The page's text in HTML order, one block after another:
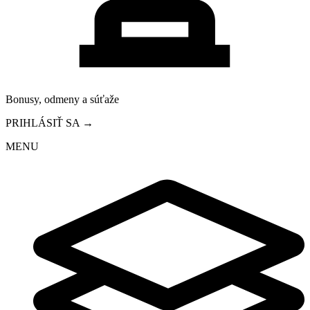
Bonusy, odmeny a súťaže
PRIHLÁSIŤ SA →
MENU